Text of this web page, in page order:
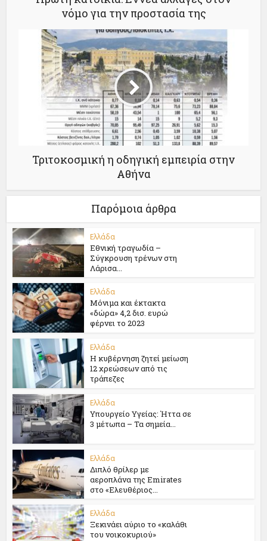
νόμο για την προστασία της
Τριτοκοσμική η οδηγική εμπειρία στην
Αθήνα
Παρόμοια άρθρα
Ελλάδα
Εθνική τραγωδία –
Σύγκρουση τρένων στη
Λάρισα...
Ελλάδα
Μόνιμα και έκτακτα
«δώρα» 4,2 δισ. ευρώ
φέρνει το 2023
Ελλάδα
Η κυβέρνηση ζητεί μείωση
12 χρεώσεων από τις
τράπεζες
Ελλάδα
Υπουργείο Υγείας: Ήττα σε
3 μέτωπα – Τα σημεία...
Ελλάδα
Διπλό θρίλερ με
αεροπλάνα της Emirates
στο «Ελευθέριος...
Ελλάδα
Ξεκινάει αύριο το «καλάθι
του νοικοκυριού»